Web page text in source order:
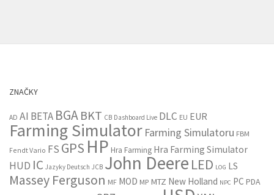
ZNAČKY
AD AI BETA BGABKT CB Dashboard Live DLC EU EUR
Farming Simulator Farming Simulatoru FBM
Fendt Vario FS GPS HP Hra Farming Hra Farming Simulator
HUD IC Jazyky Deutsch JCB John Deere LED LOG LS
Massey Ferguson MF MOD MP MTZ New Holland NPC PC PDA